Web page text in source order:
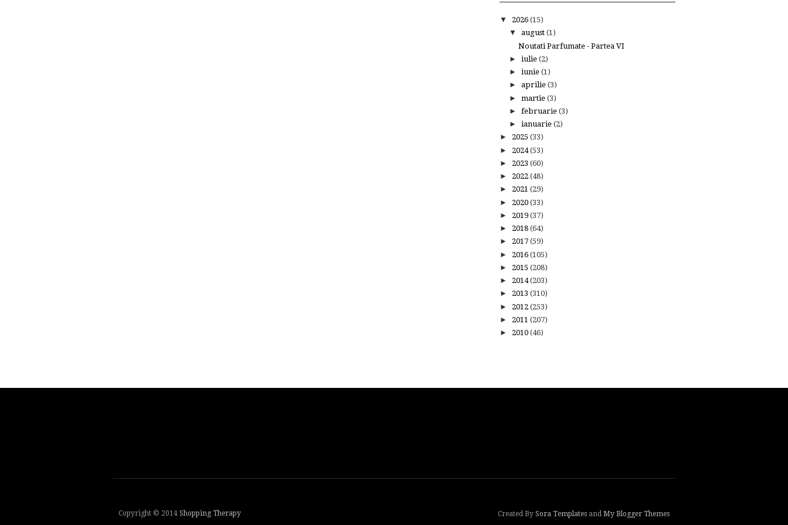
▼ 2026 (15)
▼ august (1)
Noutati Parfumate - Partea VI
► iulie (2)
► iunie (1)
► aprilie (3)
► martie (3)
► februarie (3)
► ianuarie (2)
► 2025 (33)
► 2024(53)
► 2023 (60)
► 2022 (48)
► 2021 (29)
► 2020 (33)
► 2019 (37)
► 2018 (64)
► 2017 (59)
► 2016 (105)
► 2015 (208)
► 2014(203)
► 2013 (310)
► 2012 (253)
► 2011 (207)
► 2010 (46)
Copyright © 2014 Shopping Therapy Created By Sora Templates and My Blogger Themes